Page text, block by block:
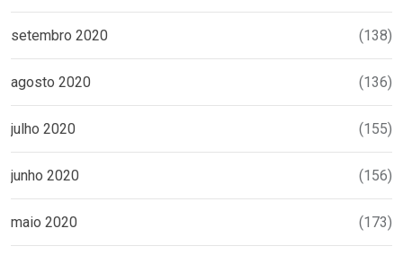
setembro 2020 (138)
agosto 2020 (136)
julho 2020 (155)
junho 2020 (156)
maio 2020 (173)